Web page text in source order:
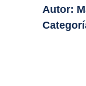
Autor: